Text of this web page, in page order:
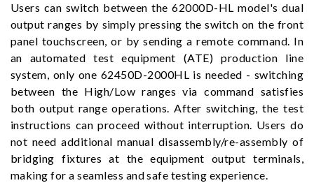
Users can switch between the 62000D-HL model's dual
output ranges by simply pressing the switch on the front
panel touchscreen, or by sending a remote command. In
an automated test equipment (ATE) production line
system, only one 62450D-2000HL is needed - switching
between the High/Low ranges via command satisfies
both output range operations. After switching, the test
instructions can proceed without interruption. Users do
not need additional manual disassembly/re-assembly of
bridging fixtures at the equipment output terminals,
making for a seamless and safe testing experience.